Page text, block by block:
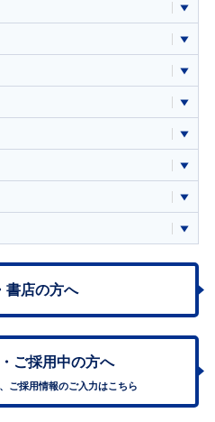
書店の方へ
ご採用中の方へ
ご採用情報のご入力はこちら